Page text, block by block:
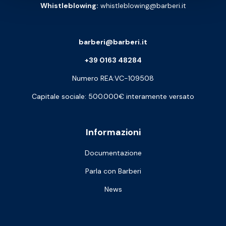
Whistleblowing: whistleblowing@barberi.it
Informazioni
Documentazione
Parla con Barberi
News
barberi@barberi.it
+39 0163 48284
Numero REA:VC-109508
Capitale sociale: 500.000€ interamente versato